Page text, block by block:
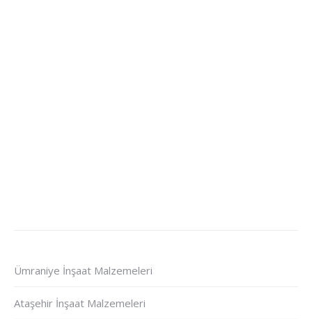
Ümraniye İnşaat Malzemeleri
Ataşehir İnşaat Malzemeleri